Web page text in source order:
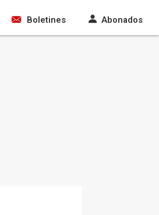
Boletines Abonados